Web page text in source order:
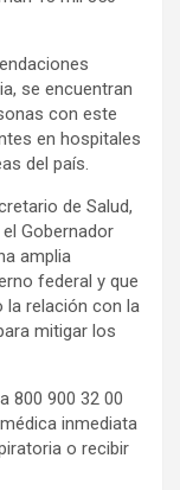
se encuentran
con este
en hospitales
del país.
de Salud,
el Gobernador
amplia
federal y que
la relación con la
mitigar los
800 900 32 00
inmediata
o recibir